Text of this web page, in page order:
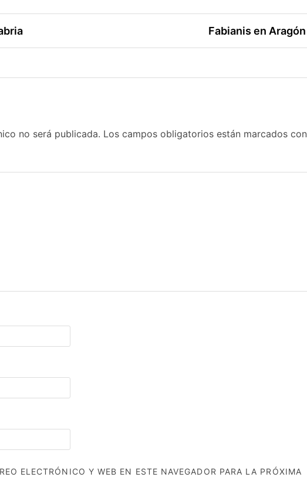
Fabianis en Aragón
no será publicada. Los campos obligatorios están marcados con
ELECTRÓNICO Y WEB EN ESTE NAVEGADOR PARA LA PRÓXIMA